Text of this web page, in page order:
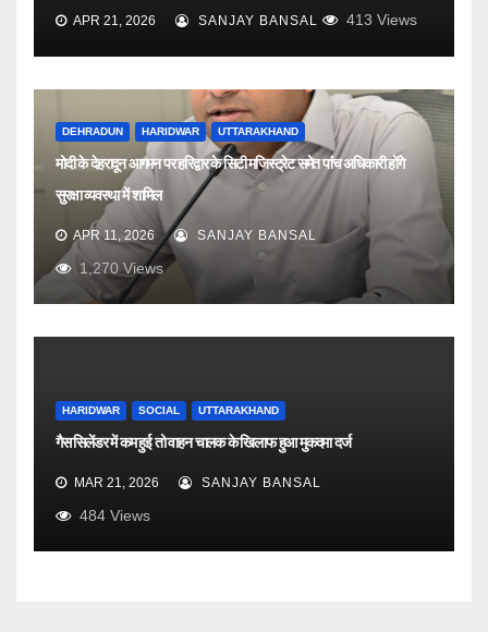
APR 21, 2026 SANJAY BANSAL 413 Views
DEHRADUN HARIDWAR UTTARAKHAND
मोदी के देहरादून आगमन पर हरिद्वार के सिटी मजिस्ट्रेट समेत पांच अधिकारी होंगे
सुरक्षा व्यवस्था में शामिल
APR 11, 2026 SANJAY BANSAL
1,270Views
HARIDWAR SOCIAL UTTARAKHAND
गैस सिलेंडर में कम हुई तो वाहन चालक के खिलाफ हुआ मुकदमा दर्ज
MAR 21, 2026 SANJAY BANSAL
484 Views